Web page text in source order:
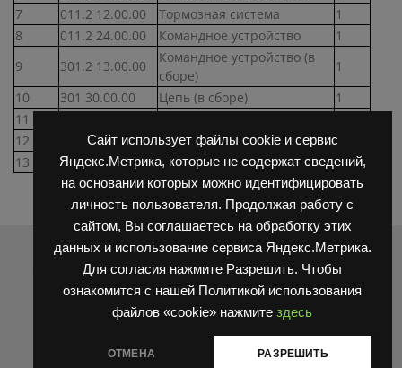
Сайт использует файлы cookie и сервис
Яндекс.Метрика, которые не содержат сведений,
на основании которых можно идентифицировать
личность пользователя. Продолжая работу с
сайтом, Вы соглашаетесь на обработку этих
данных и использование сервиса Яндекс.Метрика.
Для согласия нажмите Разрешить. Чтобы
ознакомится с нашей Политикой использования
файлов «cookie» нажмите здесь
ОТМЕНА РАЗРЕШИТЬ
7
011.2 12.00.00 Тормозная система
1
8
011.2 24.00.00 Командное устройство
1
9
301.2 13.00.00
Командное устройство (в
сборе)
1
10
301 30.00.00 Цепь (в сборе)
1
11
12
301.2 14.00.00 Гидравлическое устройство1
13
301.2 12.00.00 Электрооборудование 1
Распродажа